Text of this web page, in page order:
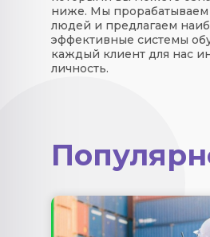
ниже. Мы прорабатываем
людей и предлагаем
эффективные системы
каждый клиент для нас
личность.